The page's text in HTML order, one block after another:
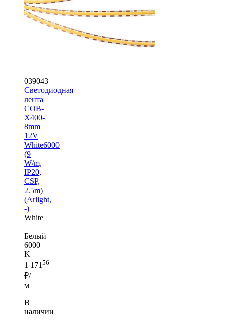
039043
Светодиодная
лента
COB-
X400-
8mm
12V
White6000
(9
W/m,
IP20,
CSP,
2.5m)
(Arlight,
-)
White
|
Белый
6000
K
1 171 56
₽/
м
В
наличии